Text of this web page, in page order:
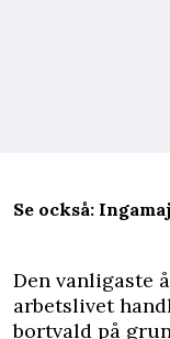
Se också:
Den vanligaste
arbetslivet
bortvald på